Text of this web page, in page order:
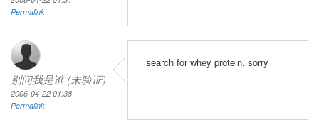
Permalink
别问我是谁 (未验证)
2006-04-22 01:38
Permalink
search for whey protein, sorry